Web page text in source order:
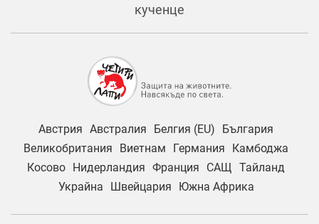
кученце
Австрия Австралия Белгия (EU)
България
Великобритания
Виетнам Германия
Камбоджа
Косово Нидерландия Франция САЩ Тайланд
Украйна
Швейцария Южна Африка